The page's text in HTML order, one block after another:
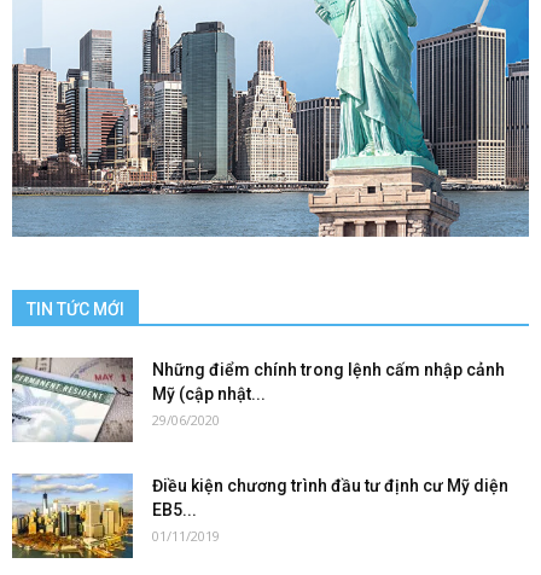
TIN TỨC MỚI
Những điểm chính trong lệnh cấm nhập cảnh
Mỹ (cập nhật...
29/06/2020
Điều kiện chương trình đầu tư định cư Mỹ diện
EB5...
01/11/2019